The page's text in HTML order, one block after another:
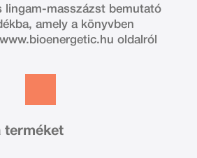
lingam-masszázst bemutató
amely a könyvben
oldalról
terméket